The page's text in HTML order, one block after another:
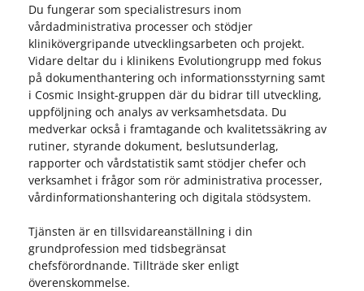
Du fungerar som specialistresurs inom
vårdadministrativa processer och stödjer
klinikövergripande utvecklingsarbeten och projekt.
Vidare deltar du i klinikens Evolutiongrupp med fokus
på dokumenthantering och informationsstyrning samt
i Cosmic Insight-gruppen där du bidrar till utveckling,
uppföljning och analys av verksamhetsdata. Du
medverkar också i framtagande och kvalitetssäkring av
rutiner, styrande dokument, beslutsunderlag,
rapporter och vårdstatistik samt stödjer chefer och
verksamhet i frågor som rör administrativa processer,
vårdinformationshantering och digitala stödsystem.
Tjänsten är en tillsvidareanställning i din
grundprofession med tidsbegränsat
chefsförordnande. Tillträde sker enligt
överenskommelse.